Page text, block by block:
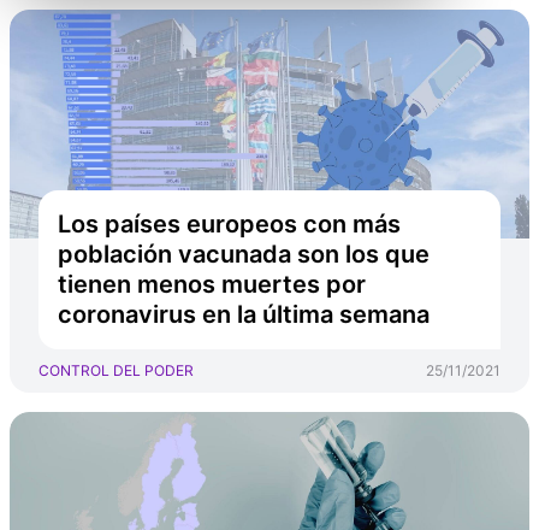
Los países europeos con más
población vacunada son los que
tienen menos muertes por
coronavirus en la última semana
CONTROL DEL PODER 25/11/2021